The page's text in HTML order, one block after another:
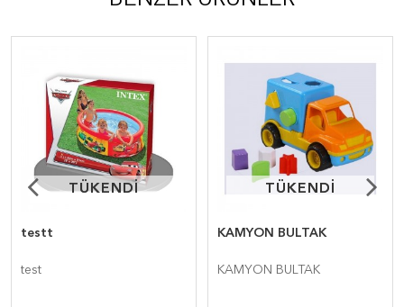
TÜKENDİ
TÜKENDİ
testt
test
TÜKENDİ
TÜKENDİ
KAMYON BULTAK
KAMYON BULTAK